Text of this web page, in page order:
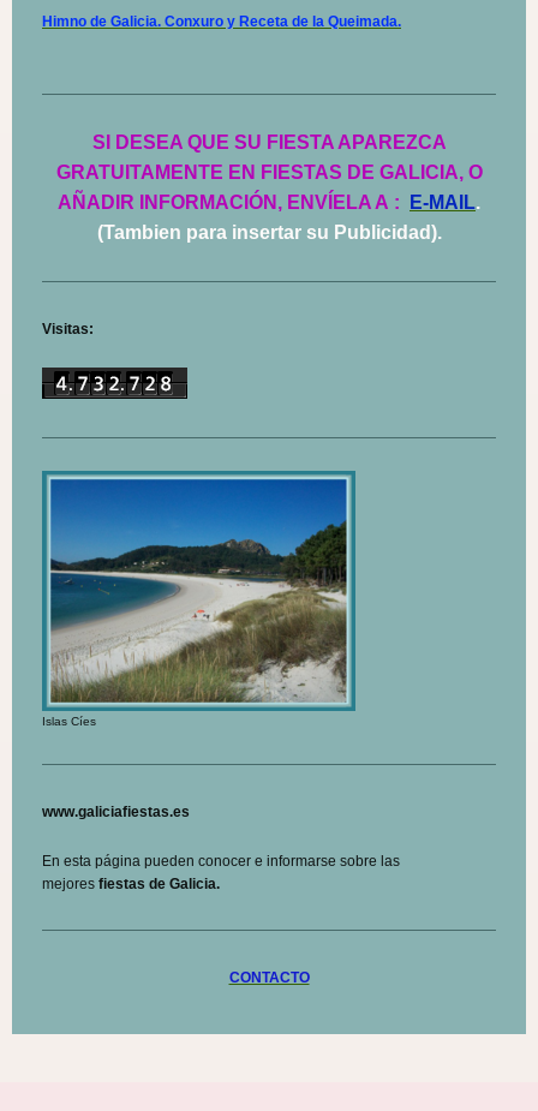
Himno de Galicia. Conxuro y Receta de la Queimada.
SI DESEA QUE SU FIESTA APAREZCA
GRATUITAMENTE EN FIESTAS DE GALICIA, O
AÑADIR INFORMACIÓN, ENVÍELA A : E-MAIL.
(Tambien para insertar su Publicidad).
Visitas:
Islas Cíes
www.galiciafiestas.es
En esta página pueden conocer e informarse sobre las
mejores fiestas de Galicia.
CONTACTO